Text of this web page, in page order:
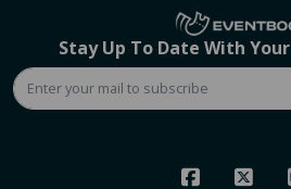
Stay Up To Date With